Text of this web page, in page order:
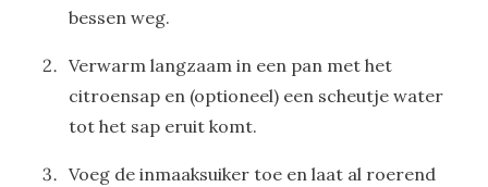
bessen weg.
Verwarm langzaam in een pan met het
citroensap en (optioneel) een scheutje water
tot het sap eruit komt.
Voeg de inmaaksuiker toe en laat al roerend